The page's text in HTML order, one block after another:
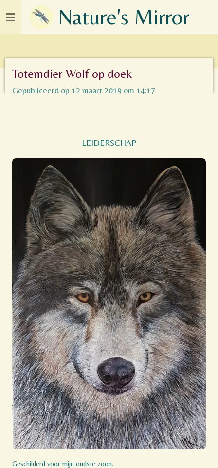
Ga
hoofdinhoud
Nature's Mirror
Totemdier Wolf op doek
Gepubliceerd op 12 maart 2019 om 14:17
LEIDERSCHAP
Geschilderd voor mijn oudste zoon.